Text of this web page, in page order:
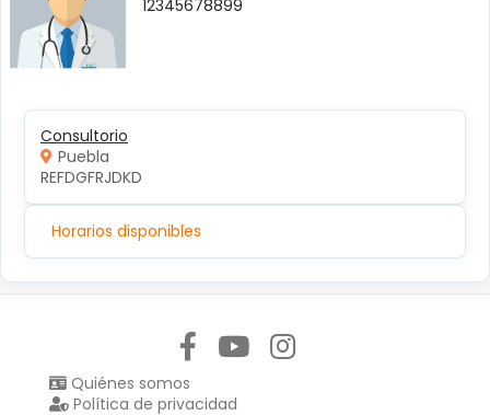
12345678899
Consultorio
Puebla
REFDGFRJDKD
Horarios disponibles
Quiénes somos
Política de privacidad